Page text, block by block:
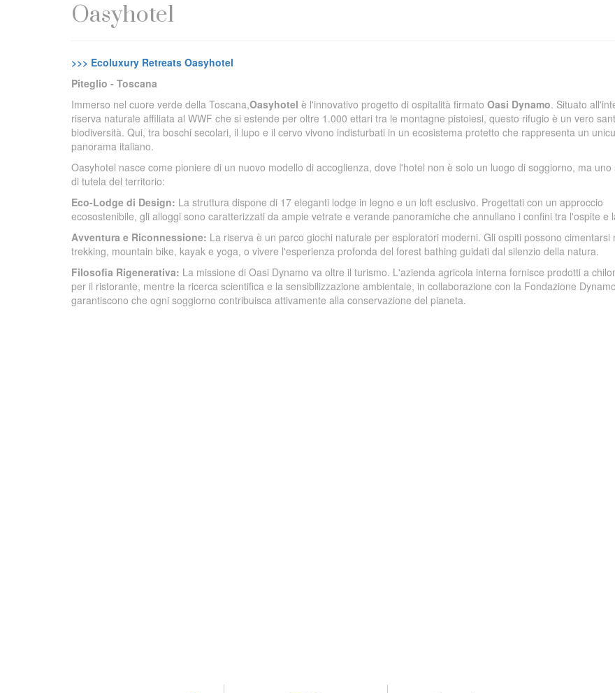
Oasyhotel
>>> Ecoluxury Retreats Oasyhotel
Piteglio - Toscana
Immerso nel cuore verde della Toscana,Oasyhotel è l'innovativo progetto di ospitalità firmato Oasi Dynamo. Situato
riserva naturale affiliata al WWF che si estende per oltre 1.000 ettari tra le montagne pistoiesi, questo rifugio è un vero
biodiversità. Qui, tra boschi secolari, il lupo e il cervo vivono indisturbati in un ecosistema protetto che rappresenta un
panorama italiano.
Oasyhotel nasce come pioniere di un nuovo modello di accoglienza, dove l'hotel non è solo un luogo di soggiorno, ma uno
di tutela del territorio:
Eco-Lodge di Design: La struttura dispone di 17 eleganti lodge in legno e un loft esclusivo. Progettati con un approccio
ecosostenibile, gli alloggi sono caratterizzati da ampie vetrate e verande panoramiche che annullano i confini tra l'ospite e
Avventura e Riconnessione: La riserva è un parco giochi naturale per esploratori moderni. Gli ospiti possono cimentarsi
trekking, mountain bike, kayak e yoga, o vivere l'esperienza profonda del forest bathing guidati dal silenzio della natura.
Filosofia Rigenerativa: La missione di Oasi Dynamo va oltre il turismo. L'azienda agricola interna fornisce prodotti a
per il ristorante, mentre la ricerca scientifica e la sensibilizzazione ambientale, in collaborazione con la Fondazione
garantiscono che ogni soggiorno contribuisca attivamente alla conservazione del pianeta.